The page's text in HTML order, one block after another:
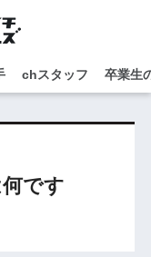
chスタッフ 卒業生
です